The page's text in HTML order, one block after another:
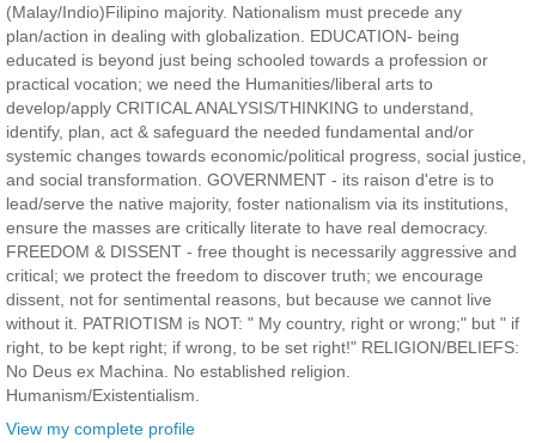
(Malay/Indio)Filipino majority. Nationalism must precede any
plan/action in dealing with globalization. EDUCATION- being
educated is beyond just being schooled towards a profession or
practical vocation; we need the Humanities/liberal arts to
develop/apply CRITICAL ANALYSIS/THINKING to understand,
identify, plan, act & safeguard the needed fundamental and/or
systemic changes towards economic/political progress, social justice,
and social transformation. GOVERNMENT - its raison d'etre is to
lead/serve the native majority, foster nationalism via its institutions,
ensure the masses are critically literate to have real democracy.
FREEDOM & DISSENT - free thought is necessarily aggressive and
critical; we protect the freedom to discover truth; we encourage
dissent, not for sentimental reasons, but because we cannot live
without it. PATRIOTISM is NOT: " My country, right or wrong;" but " if
right, to be kept right; if wrong, to be set right!" RELIGION/BELIEFS:
No Deus ex Machina. No established religion.
Humanism/Existentialism.
View my complete profile